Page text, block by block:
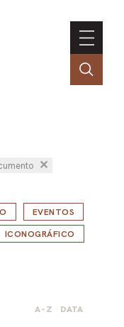
✕
EVENTOS
ICONOGRÁFICO
A-Z DATA